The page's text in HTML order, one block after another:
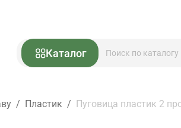
Каталог
/ Пластик / Пуговица пластик 2